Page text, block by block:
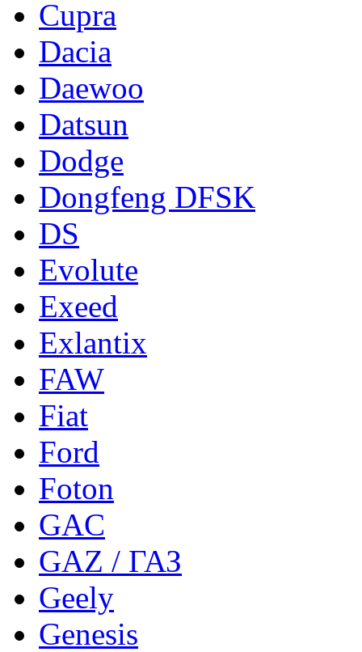
Cupra
Dacia
Daewoo
Datsun
Dodge
Dongfeng DFSK
DS
Evolute
Exeed
Exlantix
FAW
Fiat
Ford
Foton
GAC
GAZ / ГАЗ
Geely
Genesis